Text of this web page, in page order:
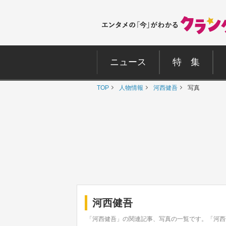
ニュース 特 集
TOP 人物情報 河西健吾 写真
河西健吾
「河西健吾」の関連記事、写真の一覧です。「河